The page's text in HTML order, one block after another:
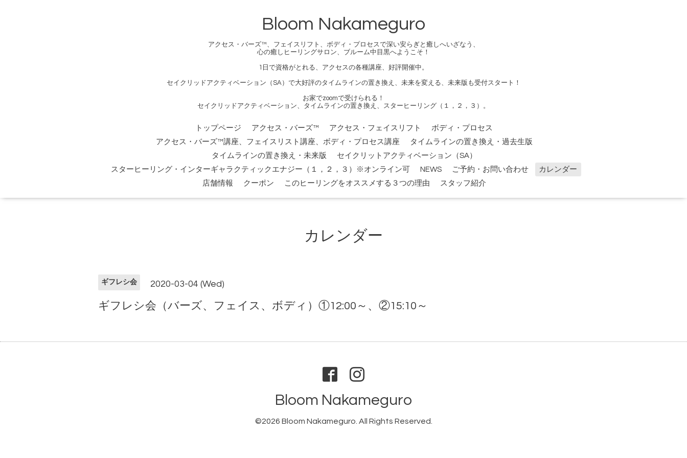
Bloom Nakameguro
アクセス・バーズ™、フェイスリフト、ボディ・プロセスで深い安らぎと癒しへいざなう、
心の癒しヒーリングサロン、ブルーム中目黒へようこそ！
1日で資格がとれる、アクセスの各種講座、好評開催中。
セイクリッドアクティベーション（SA）で大好評のタイムラインの置き換え、未来を変える、未来版も受付スタート！
お家でzoomで受けられる！
セイクリッドアクティベーション、タイムラインの置き換え、スターヒーリング（１，２，３）。
トップページ アクセス・バーズ™ アクセス・フェイスリフト
ボディ・プロセス
アクセス・バーズ™講座、フェイスリスト講座、ボディ・プロセス講座
タイムラインの置き換え・過去生版
タイムラインの置き換え・未来版
セイクリットアクティベーション（SA）
スターヒーリング・インターギャラクティックエナジー（１，２，３）※オンライン可
NEWS ご予約・お問い合わせ
カレンダー
店舗情報
クーポン このヒーリングをオススメする３つの理由 スタッフ紹介
カレンダー
ギフレシ会 2020-03-04 (Wed)
ギフレシ会（バーズ、フェイス、ボディ）①12:00～、②15:10～
Bloom Nakameguro
©2026 Bloom Nakameguro . All Rights Reserved.